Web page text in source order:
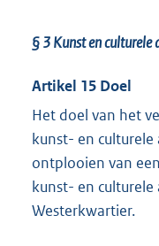
§ 3Kunst en culturele
Artikel 15 Doel
Het doel van het
kunst- en
ontplooien van
kunst- en
Westerkwartier.